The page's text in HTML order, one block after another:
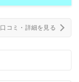
口コミ・詳細を見る